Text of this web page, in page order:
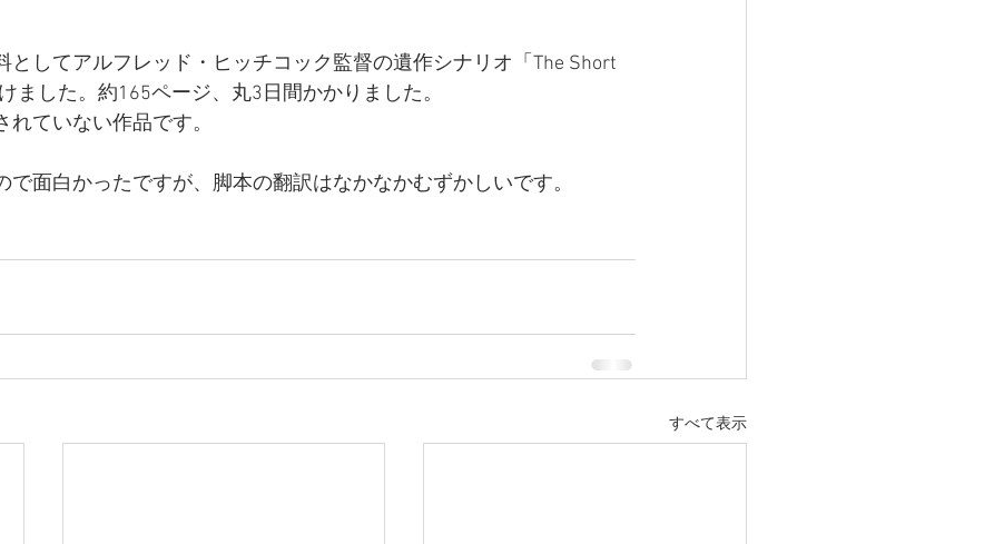
としてアルフレッド・ヒッチコック監督の遺作シナリオ「The Short
ました。約165ページ、丸3日間かかりました。
れていない作品です。
で面白かったですが、脚本の翻訳はなかなかむずかしいです。
すべて表示